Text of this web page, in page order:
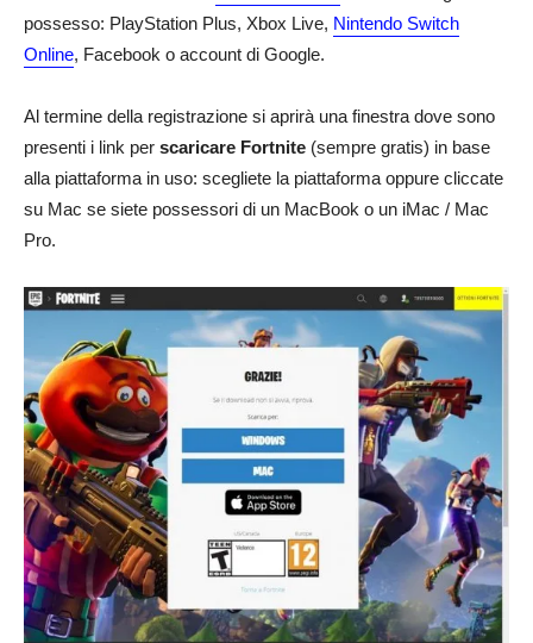
possesso: PlayStation Plus, Xbox Live, Nintendo Switch
Online, Facebook o account di Google.
Al termine della registrazione si aprirà una finestra dove sono
presenti i link per scaricare Fortnite (sempre gratis) in base
alla piattaforma in uso: scegliete la piattaforma oppure cliccate
su Mac se siete possessori di un MacBook o un iMac / Mac
Pro.